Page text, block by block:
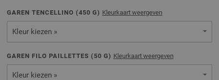
GAREN TENCELLINO (450 G) Kleurkaart weergeven
Kleur kiezen »
GAREN FILO PAILLETTES ( 50 G) Kleurkaart weergeven
Kleur kiezen »